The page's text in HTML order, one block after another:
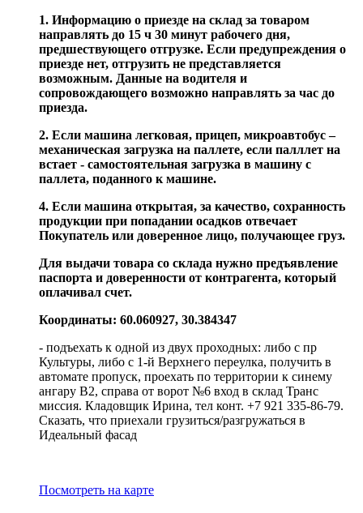
1. Информацию о приезде на склад за товаром
направлять до 15 ч 30 минут рабочего дня,
предшествующего отгрузке. Если предупреждения о
приезде нет, отгрузить не представляется
возможным. Данные на водителя и
сопровождающего возможно направлять за час до
приезда.
2. Если машина легковая, прицеп, микроавтобус –
механическая загрузка на паллете, если палллет на
встает - самостоятельная загрузка в машину с
паллета, поданного к машине.
4. Если машина открытая, за качество, сохранность
продукции при попадании осадков отвечает
Покупатель или доверенное лицо, получающее груз.
Для выдачи товара со склада нужно предъявление
паспорта и доверенности от контрагента, который
оплачивал счет.
Координаты: 60.060927, 30.384347
- подъехать к одной из двух проходных: либо с пр
Культуры, либо с 1-й Верхнего переулка, получить в
автомате пропуск, проехать по территории к синему
ангару В2, справа от ворот №6 вход в склад Транс
миссия. Кладовщик Ирина, тел конт. +7 921 335-86-79.
Сказать, что приехали грузиться/разгружаться в
Идеальный фасад
Посмотреть на карте